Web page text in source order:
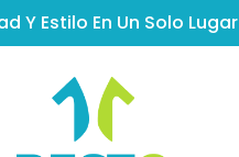
Y Estilo En Un Solo Lugar